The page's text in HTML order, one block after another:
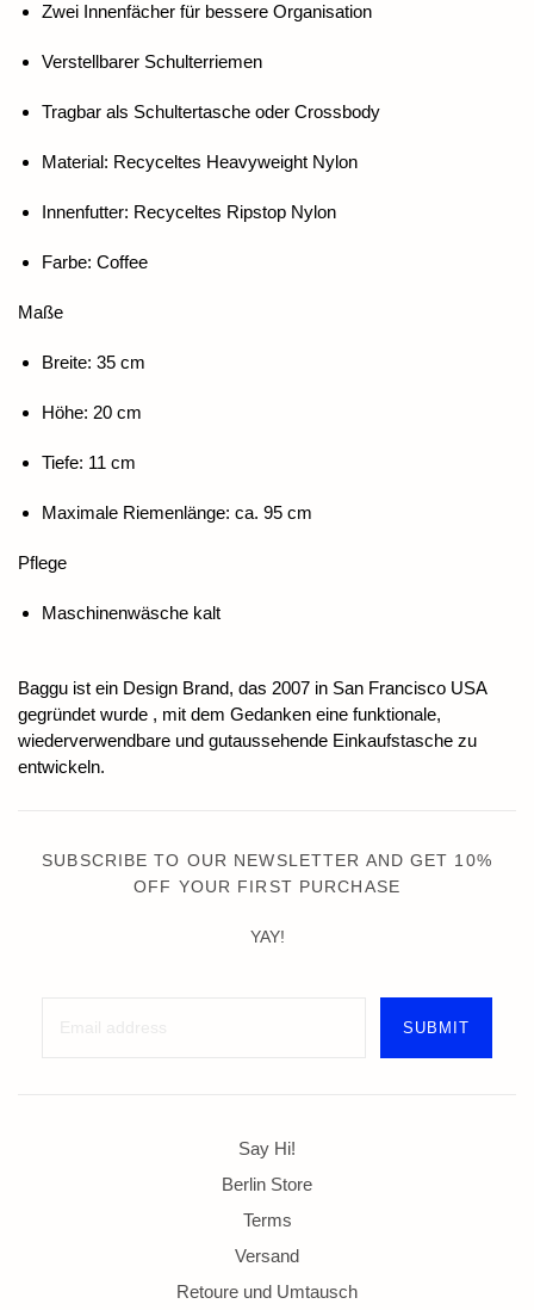
Zwei Innenfächer für bessere Organisation
Verstellbarer Schulterriemen
Tragbar als Schultertasche oder Crossbody
Material: Recyceltes Heavyweight Nylon
Innenfutter: Recyceltes Ripstop Nylon
Farbe: Coffee
Maße
Breite: 35 cm
Höhe: 20 cm
Tiefe: 11 cm
Maximale Riemenlänge: ca. 95 cm
Pflege
Maschinenwäsche kalt
Baggu ist ein Design Brand, das 2007 in San Francisco USA
gegründet wurde , mit dem Gedanken eine funktionale,
wiederverwendbare und gutaussehende Einkaufstasche zu
entwickeln.
SUBSCRIBE TO OUR NEWSLETTER AND GET 10%
OFF YOUR FIRST PURCHASE
YAY!
Say Hi!
Berlin Store
Terms
Versand
Retoure und Umtausch